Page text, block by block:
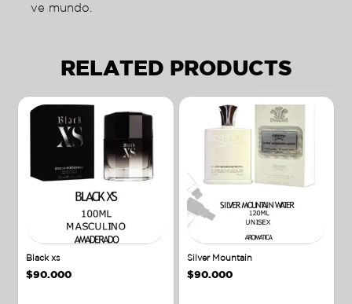
ve mundo.
RELATED PRODUCTS
Black xs
$90.000
Silver Mountain
$90.000